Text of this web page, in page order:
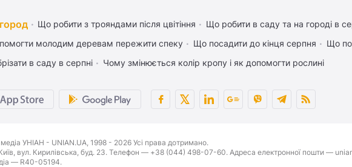
Що робити з трояндами після цвітіння
Що робити в саду та на городі в
молодим деревам пережити спеку
Що посадити до кінця серпня
Що
в саду в серпні
Чому змінюється колір кропу і як допомогти рослині
УНІАН - UNIAN.UA, 1998 - 2026 Усі права дотримано.
вул. Кирилівська, буд. 23. Телефон — +38 (044) 498-07-60. Адреса електронної пошти —
— R40-05194.